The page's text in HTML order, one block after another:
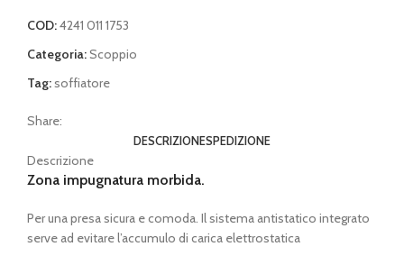
COD:4241 011 1753
Categoria:Scoppio
Tag:soffiatore
Share:
DESCRIZIONESPEDIZIONE
Descrizione
Zona impugnatura morbida.
Per una presa sicura e comoda. Il sistema antistatico integrato
serve ad evitare l’accumulo di carica elettrostatica